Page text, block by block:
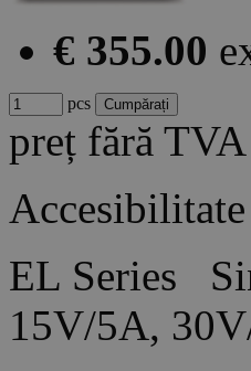
€ 355.00
pcs
preț fără TVA
Accesibilitate
EL Series
15V/5A,